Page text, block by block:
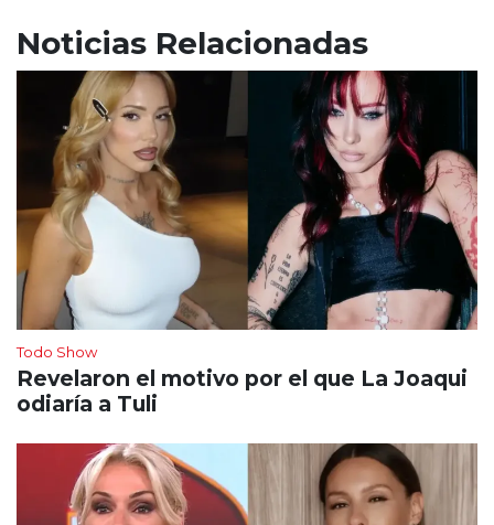
Noticias Relacionadas
Todo Show
Revelaron el motivo por el que La Joaqui
odiaría a Tuli